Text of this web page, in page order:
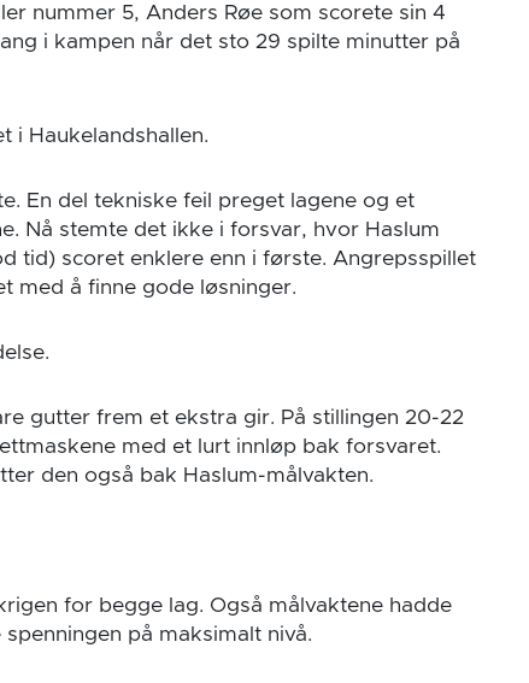
nummer 5, Anders Røe som scorete sin 4
i kampen når det sto 29 spilte minutter på
i Haukelandshallen.
En del tekniske feil preget lagene og et
Nå stemte det ikke i forsvar, hvor Haslum
tid) scoret enklere enn i første. Angrepsspillet
med å finne gode løsninger.
gutter frem et ekstra gir. På stillingen 20-22
med et lurt innløp bak forsvaret.
den også bak Haslum-målvakten.
for begge lag. Også målvaktene hadde
på maksimalt nivå.